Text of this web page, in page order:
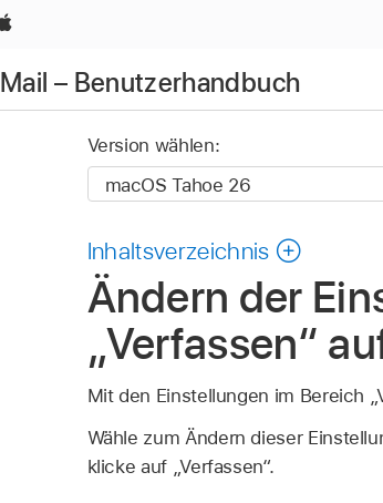
Apple
Mail – Benutzerhandbuch
Version wählen:
Inhaltsverzeichnis
Ändern der
„Verfassen“
Mit den Einstellungen im Bereich
Wähle zum Ändern dieser
klicke auf „Verfassen“.